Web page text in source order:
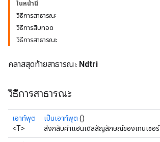
ในหน้านี้
วิธีการสาธารณะ
วิธีการสืบทอด
วิธีการสาธารณะ
คลาสสุดท้ายสาธารณะ Ndtri
วิธีการสาธารณะ
เอาท์พุต
<T>
เป็นเอาท์พุต ()
ส่งกลับค่าแฮนเดิลสัญลักษณ์ของเทนเซอร์